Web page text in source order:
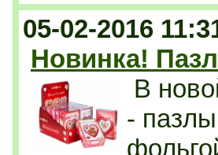
05-02-2016
Новинка!
В
- п